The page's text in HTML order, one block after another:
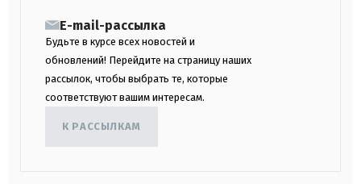
E-mail-рассылка
Будьте в курсе всех новостей и
обновлений! Перейдите на страницу наших
рассылок, чтобы выбрать те, которые
соответствуют вашим интересам.
К РАССЫЛКАМ